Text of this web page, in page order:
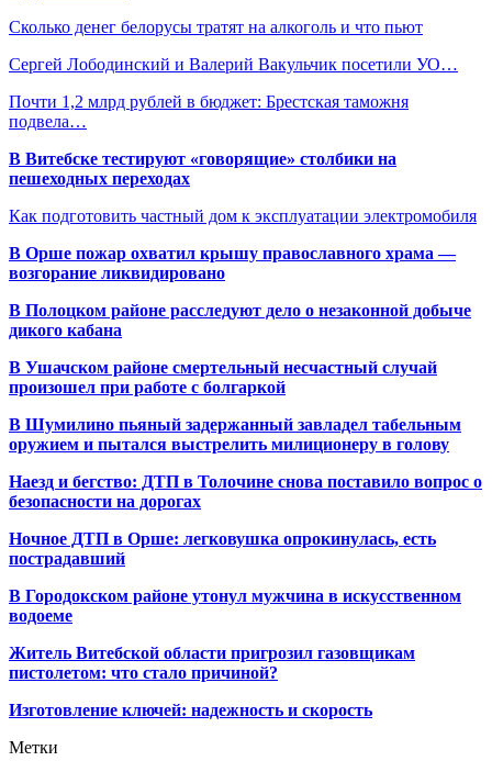
Сколько денег белорусы тратят на алкоголь и что пьют
Сергей Лободинский и Валерий Вакульчик посетили УО…
Почти 1,2 млрд рублей в бюджет: Брестская таможня
подвела…
В Витебске тестируют «говорящие» столбики на
пешеходных переходах
Как подготовить частный дом к эксплуатации электромобиля
В Орше пожар охватил крышу православного храма —
возгорание ликвидировано
В Полоцком районе расследуют дело о незаконной добыче
дикого кабана
В Ушачском районе смертельный несчастный случай
произошел при работе с болгаркой
В Шумилино пьяный задержанный завладел табельным
оружием и пытался выстрелить милиционеру в голову
Наезд и бегство: ДТП в Толочине снова поставило вопрос о
безопасности на дорогах
Ночное ДТП в Орше: легковушка опрокинулась, есть
пострадавший
В Городокском районе утонул мужчина в искусственном
водоеме
Житель Витебской области пригрозил газовщикам
пистолетом: что стало причиной?
Изготовление ключей: надежность и скорость
Метки